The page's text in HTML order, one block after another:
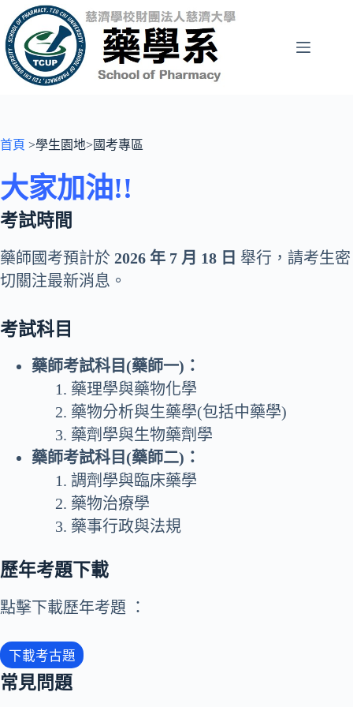
至
主
要
首頁 >學生園地>國考專區
大家加油!!
考試時間
藥師國考預計於 2026 年 7 月 18 日 舉行，請考生密
切關注最新消息。
考試科目
藥師考試科目(藥師一)：
藥理學與藥物化學
藥物分析與生藥學(包括中藥學)
藥劑學與生物藥劑學
藥師考試科目(藥師二)：
調劑學與臨床藥學
藥物治療學
藥事行政與法規
歷年考題下載
點擊下載歷年考題 ：
下載考古題
常見問題